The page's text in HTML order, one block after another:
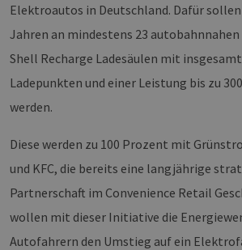
Elektroautos in Deutschland. Dafür
Jahren an mindestens 23 autobahnnahen
Shell Recharge Ladesäulen mit insgesamt
Ladepunkten und einer Leistung bis zu
werden.
Diese werden zu 100 Prozent mit
und KFC, die bereits eine langjährige
Partnerschaft im Convenience Retail
wollen mit dieser Initiative die
Autofahrern den Umstieg auf ein